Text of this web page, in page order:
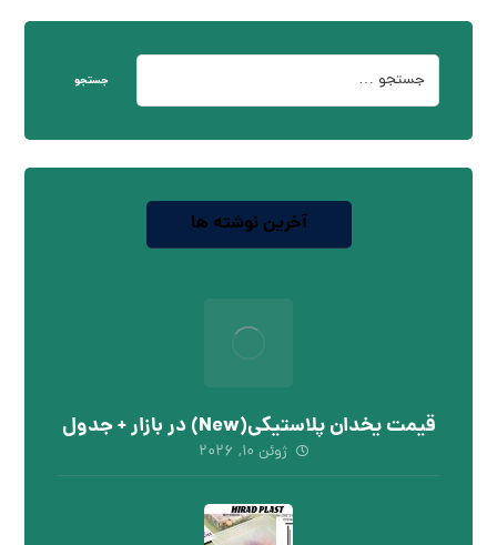
جستجو
آخرین نوشته ها
قیمت یخدان پلاستیکی(New) در بازار + جدول
ژوئن ۱۰, ۲۰۲۶